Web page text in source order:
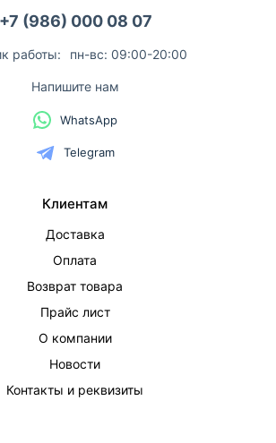
+7 (986) 000 08 07
работы: пн-вс: 09:00-20:00
Напишите нам
WhatsApp
Telegram
Клиентам
Доставка
Оплата
Возврат товара
Прайс лист
О компании
Новости
Контакты и реквизиты